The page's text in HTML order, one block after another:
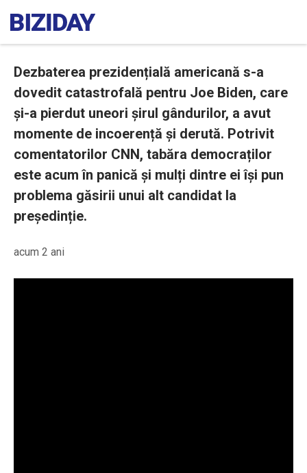
Dezbaterea prezidențială americană s-a
dovedit catastrofală pentru Joe Biden, care
și-a pierdut uneori șirul gândurilor, a avut
momente de incoerență și derută. Potrivit
comentatorilor CNN, tabăra democraților
este acum în panică și mulți dintre ei își pun
problema găsirii unui alt candidat la
președinție.
acum 2 ani